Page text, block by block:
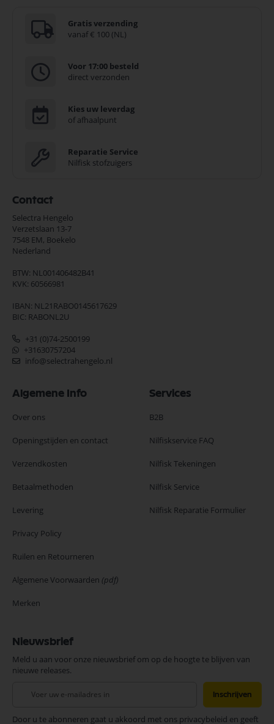
Gratis verzending
vanaf € 100 (NL)
Voor 17:00 besteld
direct verzonden
Kies uw leverdag
of afhaalpunt
Reparatie Service
Nilfisk stofzuigers
Contact
Selectra Hengelo
Verzetslaan 13-7
7548 EM, Boekelo
Nederland
BTW: NL001406482B41
KVK: 60566981
IBAN: NL21RABO0145617629
BIC: RABONL2U
+31 (0)74-2500199
+31630757204
info@selectrahengelo.nl
Algemene Info
Over ons
Openingstijden en contact
Verzendkosten
Betaalmethoden
Levering
Privacy Policy
Ruilen en Retourneren
Algemene Voorwaarden (pdf)
Merken
Services
B2B
Nilfiskservice FAQ
Nilfisk Tekeningen
Nilfisk Service
Nilfisk Reparatie Formulier
Nieuwsbrief
Meld u aan voor onze nieuwsbrief om op de hoogte te blijven van
nieuwe releases.
onze
Inschrijven
Door u te abonneren gaat u akkoord met ons privacybeleid en geeft